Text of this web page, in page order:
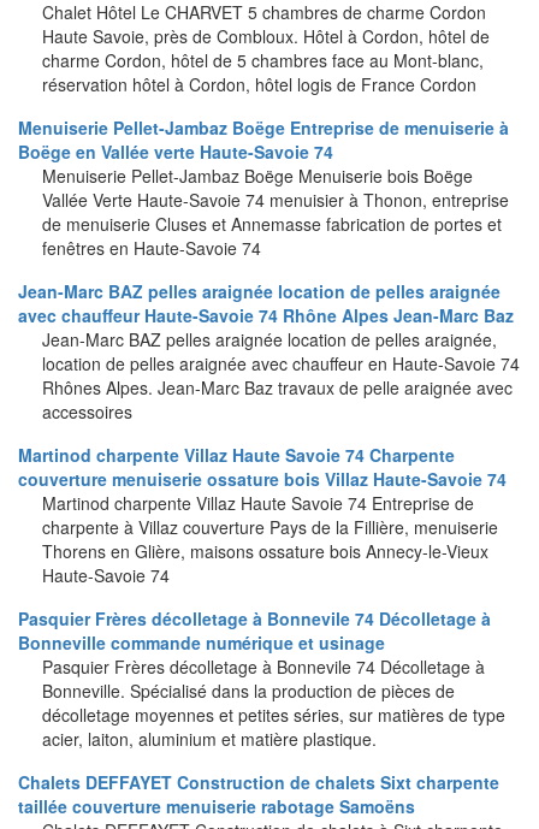
Chalet Hôtel Le CHARVET 5 chambres de charme Cordon
Haute Savoie, près de Combloux. Hôtel à Cordon, hôtel de
charme Cordon, hôtel de 5 chambres face au Mont-blanc,
réservation hôtel à Cordon, hôtel logis de France Cordon
Menuiserie Pellet-Jambaz Boëge Entreprise de menuiserie à
Boëge en Vallée verte Haute-Savoie 74
Menuiserie Pellet-Jambaz Boëge Menuiserie bois Boëge
Vallée Verte Haute-Savoie 74 menuisier à Thonon, entreprise
de menuiserie Cluses et Annemasse fabrication de portes et
fenêtres en Haute-Savoie 74
Jean-Marc BAZ pelles araignée location de pelles araignée
avec chauffeur Haute-Savoie 74 Rhône Alpes Jean-Marc Baz
Jean-Marc BAZ pelles araignée location de pelles araignée,
location de pelles araignée avec chauffeur en Haute-Savoie 74
Rhônes Alpes. Jean-Marc Baz travaux de pelle araignée avec
accessoires
Martinod charpente Villaz Haute Savoie 74 Charpente
couverture menuiserie ossature bois Villaz Haute-Savoie 74
Martinod charpente Villaz Haute Savoie 74 Entreprise de
charpente à Villaz couverture Pays de la Fillière, menuiserie
Thorens en Glière, maisons ossature bois Annecy-le-Vieux
Haute-Savoie 74
Pasquier Frères décolletage à Bonnevile 74 Décolletage à
Bonneville commande numérique et usinage
Pasquier Frères décolletage à Bonnevile 74 Décolletage à
Bonneville. Spécialisé dans la production de pièces de
décolletage moyennes et petites séries, sur matières de type
acier, laiton, aluminium et matière plastique.
Chalets DEFFAYET Construction de chalets Sixt charpente
taillée couverture menuiserie rabotage Samoëns